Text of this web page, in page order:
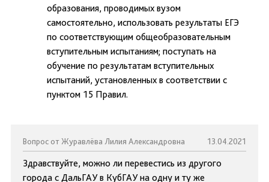
образования, проводимых вузом
самостоятельно, использовать результаты ЕГЭ
по соответствующим общеобразовательным
вступительным испытаниям; поступать на
обучение по результатам вступительных
испытаний, установленных в соответствии с
пунктом 15 Правил.
Вопрос от Журавлёва Лилия Александровна 13.04.2021
Здравствуйте, можно ли перевестись из другого
города с ДальГАУ в КубГАУ на одну и ту же